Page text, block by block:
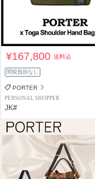
¥167,800送料込
関税負担なし
PORTER
PERSONAL SHOPPER
JK#